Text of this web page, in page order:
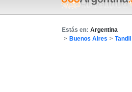
Estás en: Argentina
> Buenos Aires > Tandil